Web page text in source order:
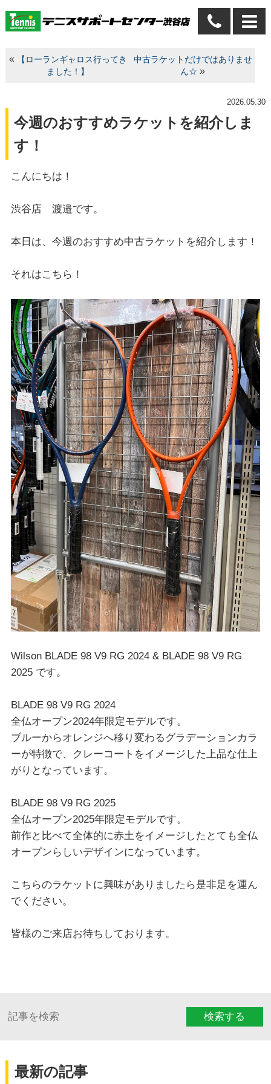
«
【ローランギャロス行ってき
ました！】
中古ラケットだけではありませ
ん☆ »
2026.05.30
今週のおすすめラケットを紹介しま
す！
こんにちは！
渋谷店 渡邉です。
本日は、今週のおすすめ中古ラケットを紹介します！
それはこちら！
Wilson BLADE 98 V9 RG 2024 & BLADE 98 V9 RG
2025 です。
BLADE 98 V9 RG 2024
全仏オープン2024年限定モデルです。
ブルーからオレンジへ移り変わるグラデーションカラ
ーが特徴で、クレーコートをイメージした上品な仕上
がりとなっています。
BLADE 98 V9 RG 2025
全仏オープン2025年限定モデルです。
前作と比べて全体的に赤土をイメージしたとても全仏
オープンらしいデザインになっています。
こちらのラケットに興味がありましたら是非足を運ん
でください。
皆様のご来店お待ちしております。
検索する
最新の記事